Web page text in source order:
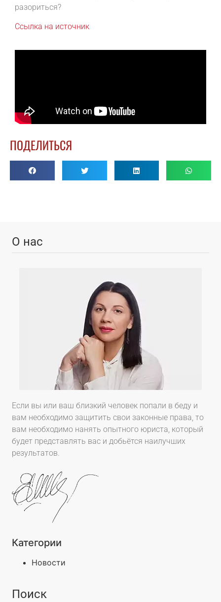
разориться?
Ссылка на источник
ПОДЕЛИТЬСЯ
О нас
Если вы или ваш близкий человек попали в беду и
вам необходимо защитить свои законные права, то
вам необходимо нанять опытного юриста, который
будет представлять вас и добьётся наилучших
результатов.
Категории
Новости
Поиск